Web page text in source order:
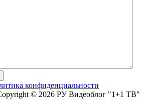
конфиденциальности
© 2026 РУ Видеоблог "1+1 ТВ"